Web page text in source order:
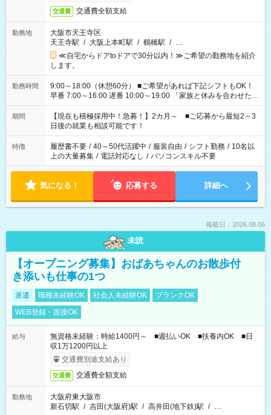
交通費 交通費全額支給
勤務地
大阪市天王寺区
天王寺駅 / 大阪上本町駅 / 鶴橋駅 / …
≪自宅からドアtoドアで30分以内！≫ご希望の勤務地を紹介
します。
勤務時間
9:00～18:00（休憩60分） ■ご希望があれば下記シフトもOK！
早番 7:00～16:00 遅番 10:00～19:00 「家族と休みを合わせた
い」 「余裕を持って夕飯の準備がしたい」 「できれば残業はし
たくない」 など、ご希望を教えてくださいね。 ※Wワーク希望
の方へ 今ご覧のお仕事で希望する勤務時間と、もう1つのお仕事
の勤務時間。 合計で週40時間を超える場合は応募できません。
期間
【現在も積極採用中！急募！】2カ月～ ■ご応募から最短2～3
日後の就業も相談可能です！
特徴 履歴書不要 / 40～50代活躍中 / 服装自由 / シフト勤務 / 10名以
上の大量募集 / 電話対応なし / パソコンスキル不要
気になる！ 応募する 詳細へ
掲載日：2026.08.06
未読
【オープニング募集】おばあちゃんのお散歩付
き添いも仕事の1つ
派遣 職種未経験OK 社会人未経験OK
ブランクOK
WEB登録・面接OK
給与
無資格未経験：時給1400円～ ■週払いOK ■扶養内OK ■日
収1万1200円以上
交通費別途支給あり
交通費 交通費全額支給
勤務地
大阪府東大阪市
新石切駅 / 吉田(大阪府)駅 / 高井田(地下鉄)駅 / …